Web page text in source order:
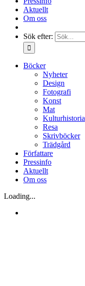
Aktuellt
Om oss
Sök efter:
Böcker
Nyheter
Design
Fotografi
Konst
Mat
Kulturhistoria
Resa
Skrivböcker
Trädgård
Författare
Pressinfo
Aktuellt
Om oss
Loading...